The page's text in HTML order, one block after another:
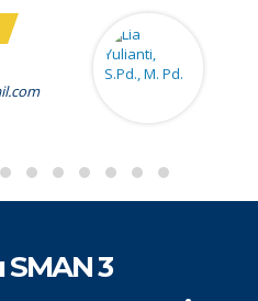
3